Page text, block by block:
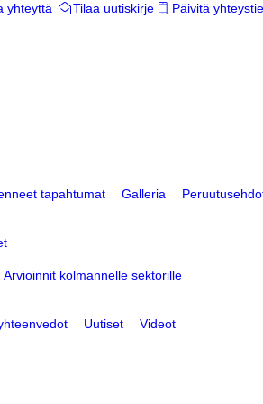
yhteyttä Tilaa uutiskirje Päivitä
tapahtumat Galleria
Arvioinnit kolmannelle sektorille
Uutiset Videot